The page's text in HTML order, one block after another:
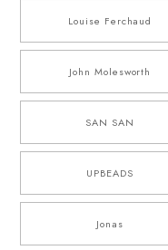
Louise Ferchaud
John Molesworth
SAN SAN
UPBEADS
Jonas